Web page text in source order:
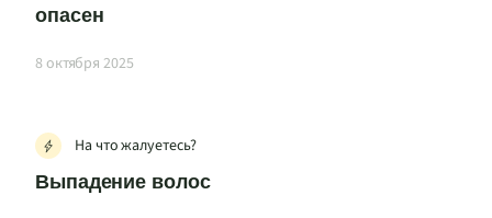
опасен
8 октября 2025
На что жалуетесь?
Выпадение волос